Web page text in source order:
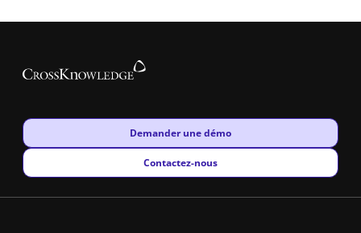
New window
Demander une démo
New window
Contactez-nous